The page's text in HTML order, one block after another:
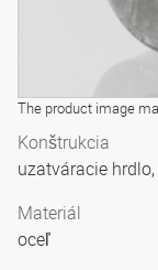
The product image
Konštrukcia
uzatváracie
Materiál
oceľ